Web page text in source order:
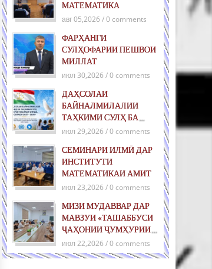
МАТЕМАТИКА
авг 05,2026 / 0 comments
ФАРҲАНГИ
СУЛҲОФАРИИ ПЕШВОИ
МИЛЛАТ
июл 30,2026 / 0 comments
ДАҲСОЛАИ
БАЙНАЛМИЛАЛИИ
ТАҲКИМИ СУЛҲ БА
ХОТИРИ НАСЛҲОИ
ҶАҲОНИИ ҶУМҲУРИИ
ТОҶИКИСТОН ДАР
РОҲИ ТАҲКИМИ СУЛҲИ
ПОЙДОР ВА РУШДИ
июл 29,2026 / 0 comments
СЕМИНАРИ ИЛМӢ ДАР
ИНСТИТУТИ
МАТЕМАТИКАИ АМИТ
июл 23,2026 / 0 comments
МИЗИ МУДАВВАР ДАР
МАВЗУИ «ТАШАББУСИ
ҶАҲОНИИ ҶУМҲУРИИ
ТОҶИКИСТОН ДАР
САМТИ ТАҲКИМИ СУЛҲ
июл 22,2026 / 0 comments